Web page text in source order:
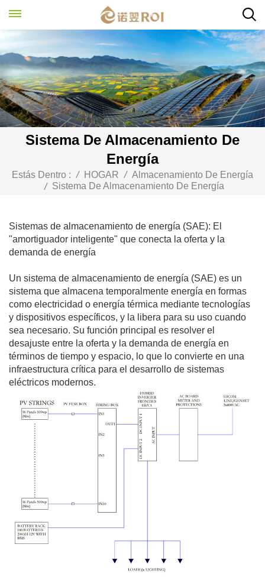
Sistema De Almacenamiento De
Energía
Estás Dentro : / HOGAR / Almacenamiento De Energía
/
Sistema De Almacenamiento De Energía
Sistemas de almacenamiento de energía (SAE): El
"amortiguador inteligente" que conecta la oferta y la
demanda de energía
Un sistema de almacenamiento de energía (SAE) es un
sistema que almacena temporalmente energía en formas
como electricidad o energía térmica mediante tecnologías
y dispositivos específicos, y la libera para su uso cuando
sea necesario. Su función principal es resolver el
desajuste entre la oferta y la demanda de energía en
términos de tiempo y espacio, lo que lo convierte en una
infraestructura crítica para el desarrollo de sistemas
eléctricos modernos.